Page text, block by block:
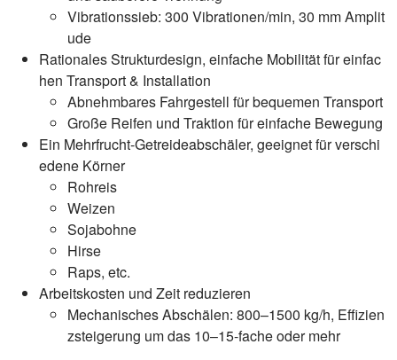
Vibrationssieb: 300 Vibrationen/min, 30 mm Amplit
ude
Rationales Strukturdesign, einfache Mobilität für einfac
hen Transport & Installation
Abnehmbares Fahrgestell für bequemen Transport
Große Reifen und Traktion für einfache Bewegung
Ein Mehrfrucht-Getreideabschäler, geeignet für verschi
edene Körner
Rohreis
Weizen
Sojabohne
Hirse
Raps, etc.
Arbeitskosten und Zeit reduzieren
Mechanisches Abschälen: 800–1500 kg/h, Effizien
zsteigerung um das 10–15-fache oder mehr